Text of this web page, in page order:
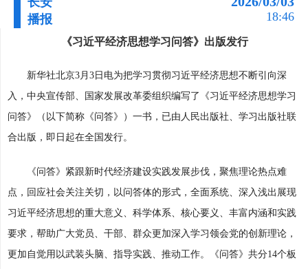
播报
18:46
《习近平经济思想学习问答》出版发行
新华社北京3月3日电为把学习贯彻习近平经济思想不断引向深
入，中央宣传部、国家发展改革委组织编写了《习近平经济思想学习
问答》（以下简称《问答》）一书，已由人民出版社、学习出版社联
合出版，即日起在全国发行。
《问答》紧跟新时代经济建设实践发展步伐，聚焦理论热点难
点，回应社会关注关切，以问答体的形式，全面系统、深入浅出展现
习近平经济思想的重大意义、科学体系、核心要义、丰富内涵和实践
要求，帮助广大党员、干部、群众更加深入学习领会党的创新理论，
更加自觉用以武装头脑、指导实践、推动工作。《问答》共分14个板